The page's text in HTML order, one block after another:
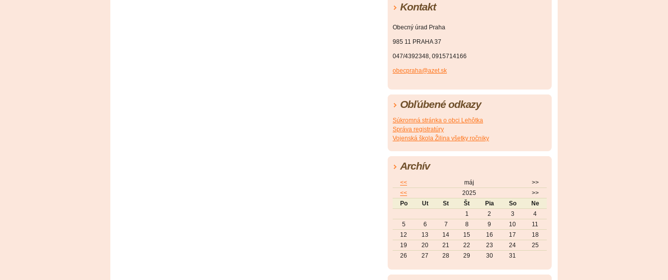
Kontakt
Obecný úrad Praha
985 11 PRAHA 37
047/4392348, 0915714166
obecpraha@azet.sk
Obľúbené odkazy
Súkromná stránka o obci Lehôtka
Správa registratúry
Vojenská škola Žilina všetky ročniky
Archív
<< máj
>>
<<
2025
>>
Po
Ut St Št Pia So
Ne
1
2 3
4
5
6 7 8 9 10
11
12
13 14 15 16 17
18
19
20 21 22 23 24
25
26
27 28 29 30 31